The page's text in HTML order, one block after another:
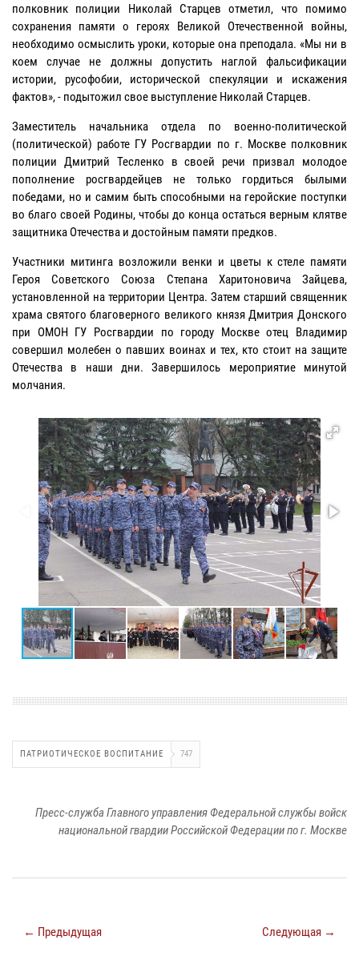
полковник полиции Николай Старцев отметил, что помимо
сохранения памяти о героях Великой Отечественной войны,
необходимо осмыслить уроки, которые она преподала. «Мы ни в
коем случае не должны допустить наглой фальсификации
истории, русофобии, исторической спекуляции и искажения
фактов», - подытожил свое выступление Николай Старцев.
Заместитель начальника отдела по военно-политической
(политической) работе ГУ Росгвардии по г. Москве полковник
полиции Дмитрий Тесленко в своей речи призвал молодое
пополнение росгвардейцев не только гордиться былыми
победами, но и самим быть способными на геройские поступки
во благо своей Родины, чтобы до конца остаться верным клятве
защитника Отечества и достойным памяти предков.
Участники митинга возложили венки и цветы к стеле памяти
Героя Советского Союза Степана Харитоновича Зайцева,
установленной на территории Центра. Затем старший священник
храма святого благоверного великого князя Дмитрия Донского
при ОМОН ГУ Росгвардии по городу Москве отец Владимир
совершил молебен о павших воинах и тех, кто стоит на защите
Отечества в наши дни. Завершилось мероприятие минутой
молчания.
ПАТРИОТИЧЕСКОЕ ВОСПИТАНИЕ 747
Пресс-служба Главного управления Федеральной службы войск
национальной гвардии Российской Федерации по г. Москве
← Предыдущая Следующая →